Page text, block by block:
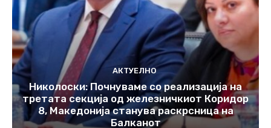
АКТУЕЛНО
Николоски: Почнуваме со реализација на
третата секција од железничкиот Коридор
8, Македонија станува раскрсница на
Балканот